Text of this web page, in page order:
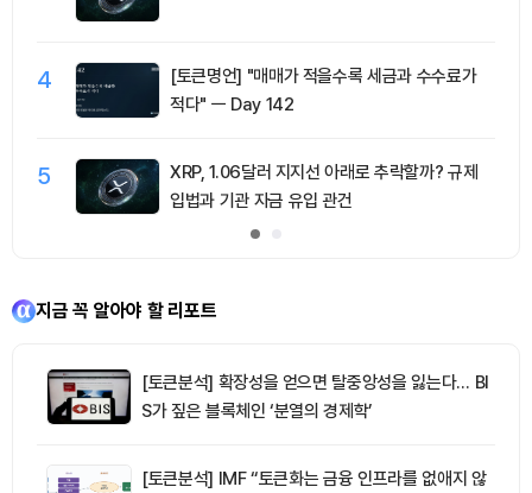
4
[토큰명언] "매매가 적을수록 세금과 수수료가
적다" ㅡ Day 142
5
XRP, 1.06달러 지지선 아래로 추락할까? 규제
입법과 기관 자금 유입 관건
지금 꼭 알아야 할 리포트
[토큰분석] 확장성을 얻으면 탈중앙성을 잃는다… BI
S가 짚은 블록체인 ‘분열의 경제학’
[토큰분석] IMF “토큰화는 금융 인프라를 없애지 않